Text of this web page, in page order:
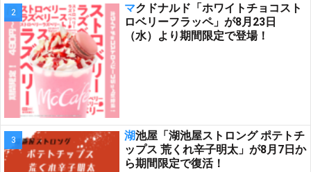
マクドナルド「ホワイトチョコスト
ロベリーフラッペ」が8月23日
（水）より期間限定で登場！
湖池屋「湖池屋ストロング ポテトチ
ップス 荒くれ辛子明太」が8月7日か
ら期間限定で復活！